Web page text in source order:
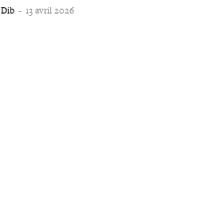
- 13 avril 2026